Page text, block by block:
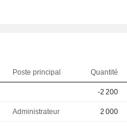
Poste principal Quantité
-2 200
Administrateur 2 000